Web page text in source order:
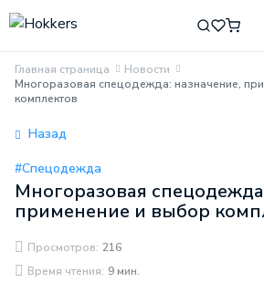
Главная страница
Новости
Многоразовая спецодежда: назначение,
комплектов
Назад
#Спецодежда
Многоразовая
применение и выбор
Просмотров: 216
Время чтения: 9 мин.